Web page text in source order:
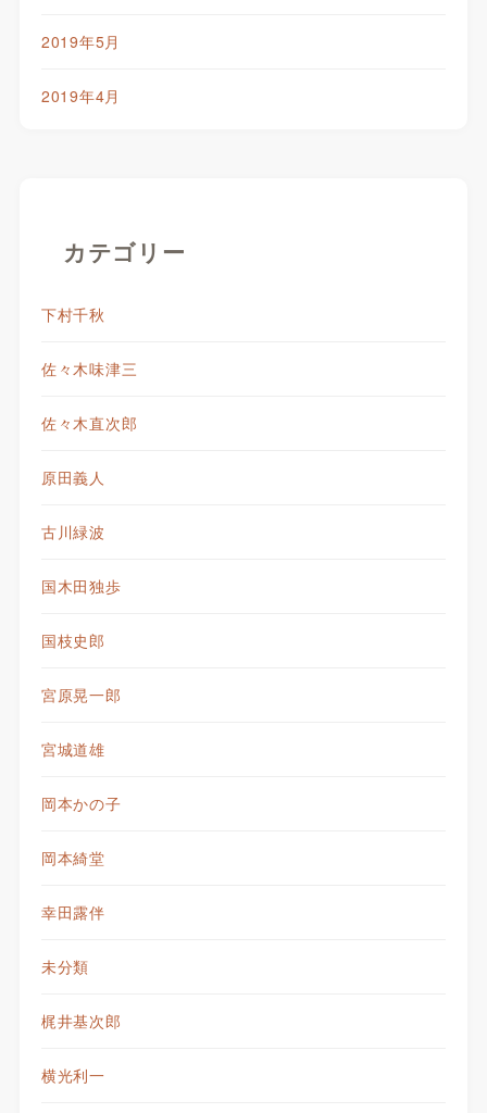
2019年5月
2019年4月
カテゴリー
下村千秋
佐々木味津三
佐々木直次郎
原田義人
古川緑波
国木田独歩
国枝史郎
宮原晃一郎
宮城道雄
岡本かの子
岡本綺堂
幸田露伴
未分類
梶井基次郎
横光利一